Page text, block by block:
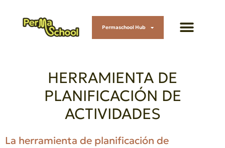
Permaschool Hub
HERRAMIENTA DE
PLANIFICACIÓN DE
ACTIVIDADES
La herramienta de planificación de